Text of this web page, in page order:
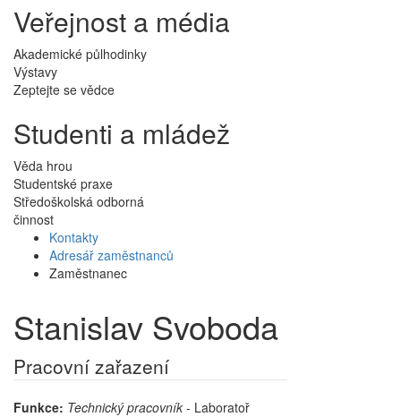
Veřejnost a média
Akademické půlhodinky
Výstavy
Zeptejte se vědce
Studenti a mládež
Věda hrou
Studentské praxe
Středoškolská odborná
činnost
Kontakty
Adresář zaměstnanců
Zaměstnanec
Stanislav Svoboda
Pracovní zařazení
Funkce: Technický pracovník - Laboratoř